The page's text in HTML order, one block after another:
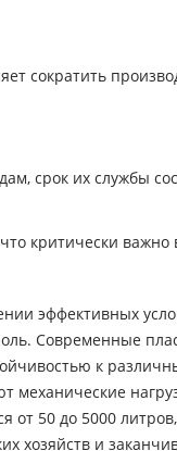
сократить
срок их службы
критически важно
эффективных
Современные
к
механические
от 50 до 5000
хозяйств и